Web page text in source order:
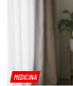
MEDICINA